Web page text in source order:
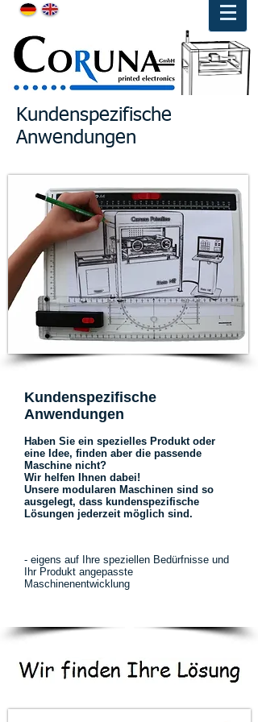
Kundenspezifische
Anwendungen
Kundenspezifische
Anwendungen
Haben Sie ein spezielles Produkt oder
eine Idee, finden aber die passende
Maschine nicht?
Wir helfen Ihnen dabei!
Unsere modularen Maschinen sind so
ausgelegt, dass kundenspezifische
Lösungen jederzeit möglich sind.
- eigens auf Ihre speziellen Bedürfnisse und
Ihr Produkt angepasste
Maschinenentwicklung